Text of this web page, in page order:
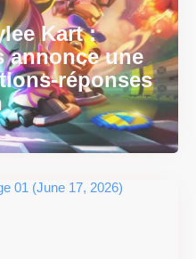
Kart :
annonce une
réponses